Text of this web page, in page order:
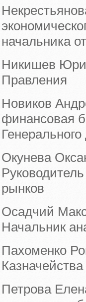
начальника
Никишев
Правления
Новиков
финансовая
Окунева
рынков
Осадчий
Начальник
Пахоменко
Казначейства
Петрова